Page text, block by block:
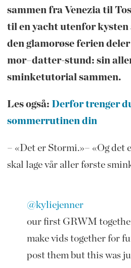
sammen fra Venezia til
til en yacht utenfor
den glamorøse ferien
mor–datter-stund: sin
sminketutorial sammen.
Les også: Derfor trenger
sommerrutinen din
– «Det er Stormi.»– «Og det
skal lage vår aller første
@kyliejenner
our first GRWM
make vids together for
post them but this was